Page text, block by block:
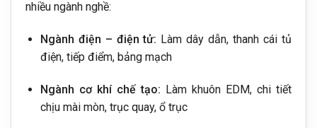
nhiều ngành nghề:
Ngành điện – điện tử: Làm dây dẫn, thanh cái tủ
điện, tiếp điểm, bảng mạch
Ngành cơ khí chế tạo: Làm khuôn EDM, chi tiết
chịu mài mòn, trục quay, ổ trục